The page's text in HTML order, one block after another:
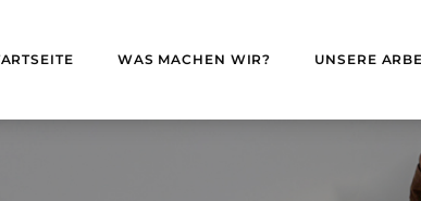
WAS MACHEN WIR? UNSERE